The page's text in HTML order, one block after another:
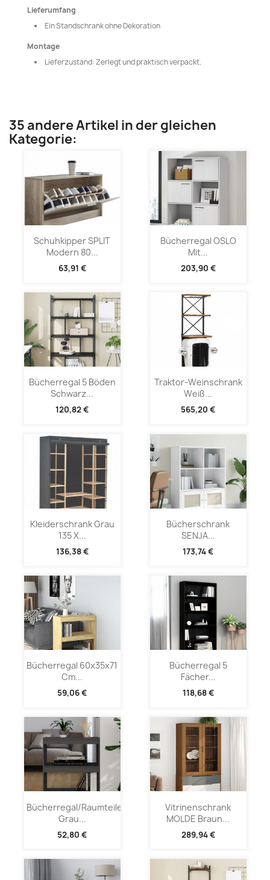
Lieferumfang
Ein Standschrank ohne Dekoration
Montage
Lieferzustand: Zerlegt und praktisch verpackt.
35 andere Artikel in der gleichen
Kategorie:
Schuhkipper SPLIT
Modern 80...
63,91 €
Bücherregal OSLO
Mit...
203,90 €
Bücherregal 5 Böden
Schwarz...
120,82 €
Traktor-Weinschrank
Weiß...
565,20 €
Kleiderschrank Grau
135 X...
136,38 €
Bücherschrank
SENJA...
173,74 €
Bücherregal 60x35x71
Cm...
59,06 €
Bücherregal 5
Fächer...
118,68 €
Bücherregal/Raumteiler
Grau...
52,80 €
Vitrinenschrank
MOLDE Braun...
289,94 €